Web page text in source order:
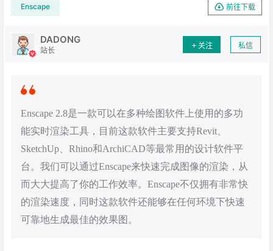
Enscape 前往下载
DADONG
站长
关注 私信
Enscape 2.8是一款可以在多种绘图软件上使用的多功
能实时渲染工具，目前这款软件主要支持Revit、
SketchUp、Rhino和ArchiCAD等最常用的设计软件平
台。我们可以通过Enscape来快速完成图像的渲染，从
而大大提高了你的工作效率。Enscape不仅拥有非常快
的渲染速度，同时这款软件还能够在任何环境下快速
可靠地生成最佳的效果图。